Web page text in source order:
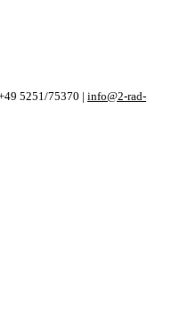
5251/75370 | info@2-rad-